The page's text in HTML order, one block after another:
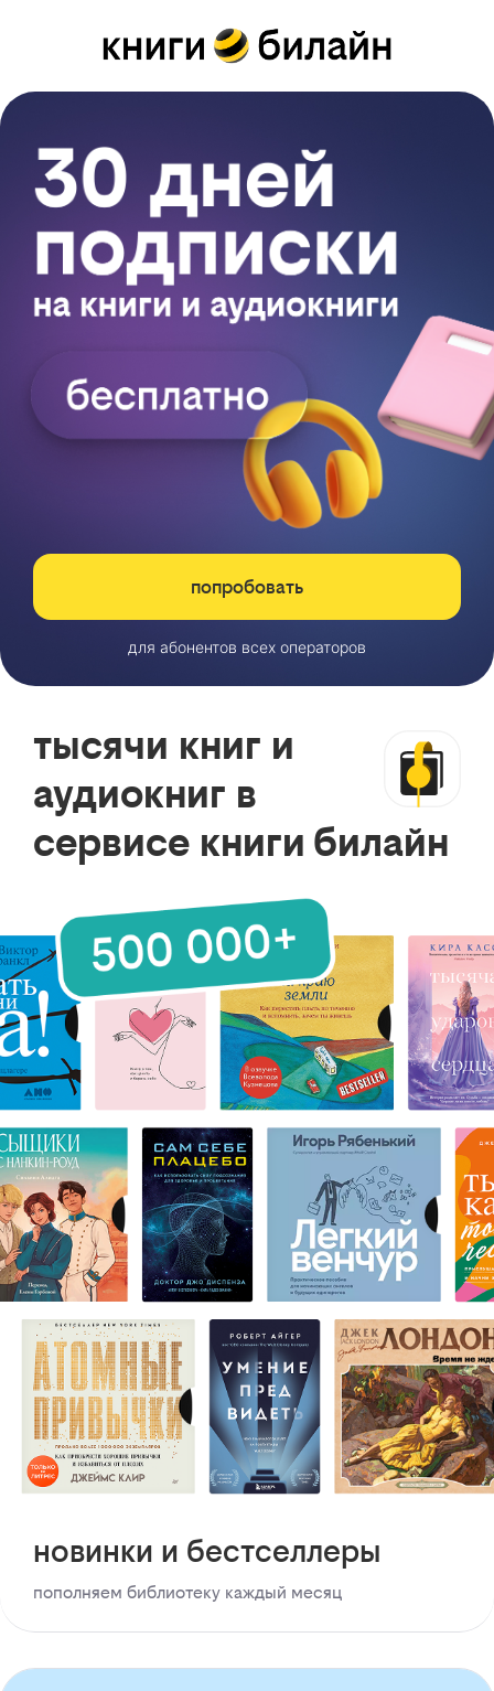
попробовать
для абонентов всех операторов
тысячи книг и
аудиокниг в
сервисе книги билайн
новинки и бестселлеры
пополняем библиотеку каждый месяц